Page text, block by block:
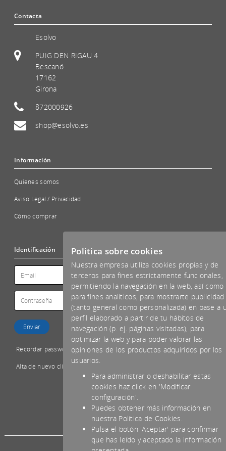
Contacta
Esolvo
PUIG DEN RIGAU 4
Bescanó
17162
Girona
872000926
shop@esolvo.es
Información
Quienes somos
Aviso Legal / Privacidad
Cómo comprar
Identificación
Recordar password
Alta de nuevo cliente
*IVA NO INCLUIDO
Politica sobre cookies
Nuestra empresa utiliza cookies propias y de
terceros para fines estrictamente funcionales,
permitiendo la navegación en la web, así como
para fines analíticos, para mostrarte publicidad
(tanto general como personalizada) en base a
perfil elaborado a partir de tu hábitos de
navegación (p. ej. páginas visitadas), para
optimizar la web y para poder valorar las
opiniones de los productos adquiridos por los
usuarios.
Para administrar o deshabilitar estas
cookies haz click en 'Modificar
configuración'.
Puedes obtener más información en
nuestra Política de Cookies.
Pulsa el botón 'Aceptar' para confirmar
que has leído y aceptado la información